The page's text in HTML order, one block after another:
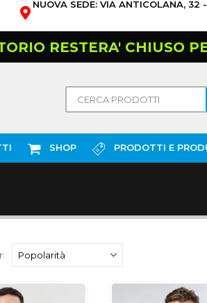
NUOVA SEDE: VIA ANTICOLANA, 32
RESTERA' CHIUSO
SHOP PRODOTTI E